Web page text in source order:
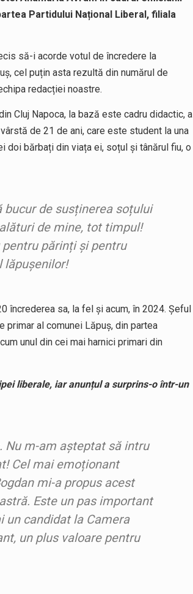
Partidului Național Liberal, filiala
să-i acorde votul de încredere la
cel puțin asta rezultă din numărul de
redacției noastre.
Cluj Napoca, la bază este cadru didactic, a
de 21 de ani, care este student la una
doi bărbați din viața ei, soțul și tânărul fiu, o
bucur de susținerea soțului
de mine, tot timpul!
părinți și pentru
lăpușenilor!
încrederea sa, la fel și acum, în 2024. Șeful
primar al comunei Lăpuș, din partea
unul din cei mai harnici primari din
liberale, iar anunțul a surprins-o într-un
Nu m-am așteptat să intru
Cel mai emoționant
mi-a propus acest
Este un pas important
un candidat la Camera
un plus valoare pentru